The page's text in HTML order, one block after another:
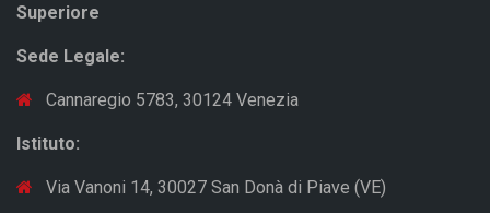
Superiore
Sede Legale:
Cannaregio 5783, 30124 Venezia
Istituto:
Via Vanoni 14, 30027 San Donà di Piave (VE)